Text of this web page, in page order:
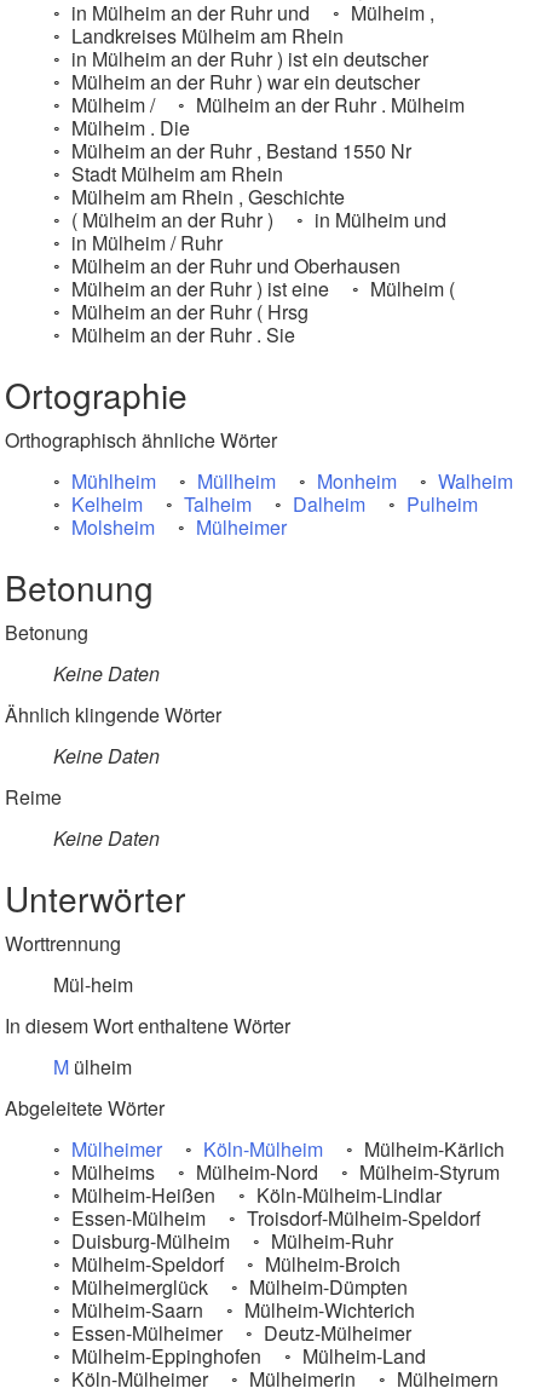
in Mülheim an der Ruhr und
Mülheim ,
Landkreises Mülheim am Rhein
in Mülheim an der Ruhr ) ist ein deutscher
Mülheim an der Ruhr ) war ein deutscher
Mülheim /
Mülheim an der Ruhr . Mülheim
Mülheim . Die
Mülheim an der Ruhr , Bestand 1550 Nr
Stadt Mülheim am Rhein
Mülheim am Rhein , Geschichte
( Mülheim an der Ruhr )
in Mülheim und
in Mülheim / Ruhr
Mülheim an der Ruhr und Oberhausen
Mülheim an der Ruhr ) ist eine
Mülheim (
Mülheim an der Ruhr ( Hrsg
Mülheim an der Ruhr . Sie
Ortographie
Orthographisch ähnliche Wörter
Mühlheim
Müllheim Monheim
Walheim
Kelheim
Talheim Dalheim
Pulheim
Molsheim
Mülheimer
Betonung
Betonung
Keine Daten
Ähnlich klingende Wörter
Keine Daten
Reime
Keine Daten
Unterwörter
Worttrennung
Mül-heim
In diesem Wort enthaltene Wörter
M ülheim
Abgeleitete Wörter
Mülheimer
Köln-Mülheim
Mülheim-Kärlich
Mülheims
Mülheim-Nord
Mülheim-Styrum
Mülheim-Heißen
Köln-Mülheim-Lindlar
Essen-Mülheim
Troisdorf-Mülheim-Speldorf
Duisburg-Mülheim
Mülheim-Ruhr
Mülheim-Speldorf
Mülheim-Broich
Mülheimerglück
Mülheim-Dümpten
Mülheim-Saarn
Mülheim-Wichterich
Essen-Mülheimer
Deutz-Mülheimer
Mülheim-Eppinghofen
Mülheim-Land
Köln-Mülheimer
Mülheimerin
Mülheimern